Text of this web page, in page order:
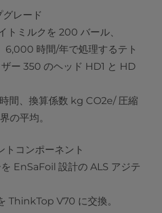
レード
トミルクを 200 バール、
時間/年で処理するテト
ー 350 のヘッド HD1 と HD
間、換算係数 kg CO2e/ 圧縮
の平均。
コンポーネント
EnSaFoil 設計の ALS アジテ
ThinkTop V70 に交換。